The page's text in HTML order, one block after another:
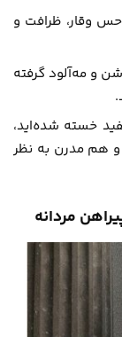
وقار، ظرافت و
و مه‌آلود گرفته
خسته شده‌اید،
هم مدرن به نظر
مردانه